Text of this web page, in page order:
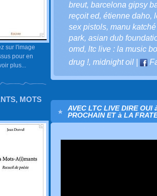
sur l'image
pour en
plus...
MOTS
breut, barcelona gipsy
reçoit ed, étienne daho,
sex pistols, manu
park, asian dub
omd, ltc live : la music
drug !, midnight oil
AVEC LTC LIVE DIRE
PROCHAIN ET à LA